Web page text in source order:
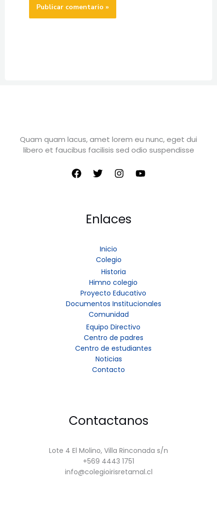
Quam quam lacus, amet lorem eu nunc, eget dui
libero et faucibus facilisis sed odio suspendisse
Enlaces
Inicio
Colegio
Historia
Himno colegio
Proyecto Educativo
Documentos Institucionales
Comunidad
Equipo Directivo
Centro de padres
Centro de estudiantes
Noticias
Contacto
Contactanos
Lote 4 El Molino, Villa Rinconada s/n
+569 4443 1751
info@colegioirisretamal.cl